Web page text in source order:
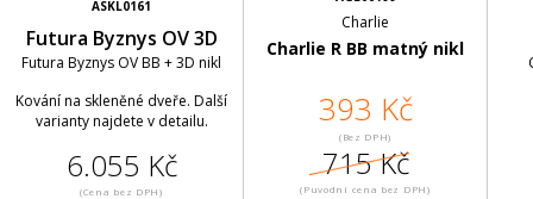
ASKL0161
Futura Byznys OV 3D
Futura Byznys OV BB + 3D nikl
Kování na skleněné dveře. Další
varianty najdete v detailu.
6.055 Kč
(Cena bez DPH)
Charlie
Charlie R BB matný nikl
393 Kč
(Bez DPH)
715 Kč
(Puvodní cena bez DPH)